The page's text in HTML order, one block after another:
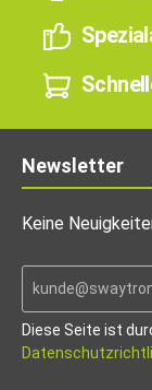
Newsletter
Keine
Diese Seite ist